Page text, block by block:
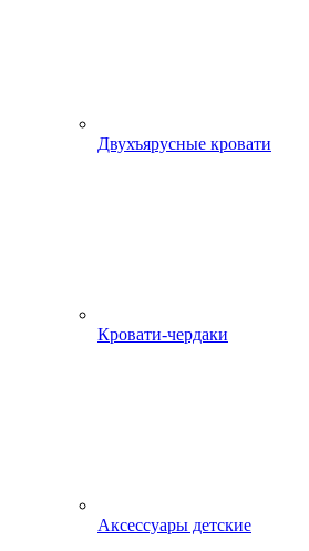
Двухъярусные кровати
Кровати-чердаки
Аксессуары детские